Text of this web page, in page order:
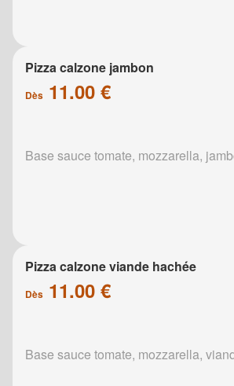
Pizza calzone jambon
Dès 11.00 €
Base sauce tomate, mozzarella,
Pizza calzone viande hachée
Dès 11.00 €
Base sauce tomate, mozzarella,